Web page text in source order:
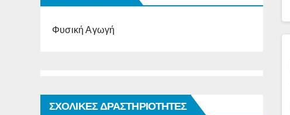
Φυσική Αγωγή
ΣΧΟΛΙΚΕΣ ΔΡΑΣΤΗΡΙΟΤΗΤΕΣ